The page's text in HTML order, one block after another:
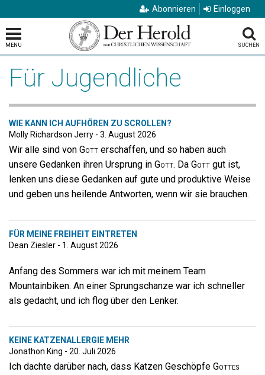
Abonnieren Einloggen
MENU SUCHEN
Für Jugendliche
WIE KANN ICH AUFHÖREN ZU SCROLLEN?
Molly Richardson Jerry - 3. August 2026
Wir alle sind von Gott erschaffen, und so haben auch
unsere Gedanken ihren Ursprung in Gott. Da Gott gut ist,
lenken uns diese Gedanken auf gute und produktive Weise
und geben uns heilende Antworten, wenn wir sie brauchen.
FÜR MEINE FREIHEIT EINTRETEN
Dean Ziesler - 1. August 2026
Anfang des Sommers war ich mit meinem Team
Mountainbiken. An einer Sprungschanze war ich schneller
als gedacht, und ich flog über den Lenker.
KEINE KATZENALLERGIE MEHR
Jonathon King - 20. Juli 2026
Ich dachte darüber nach, dass Katzen Geschöpfe Gottes